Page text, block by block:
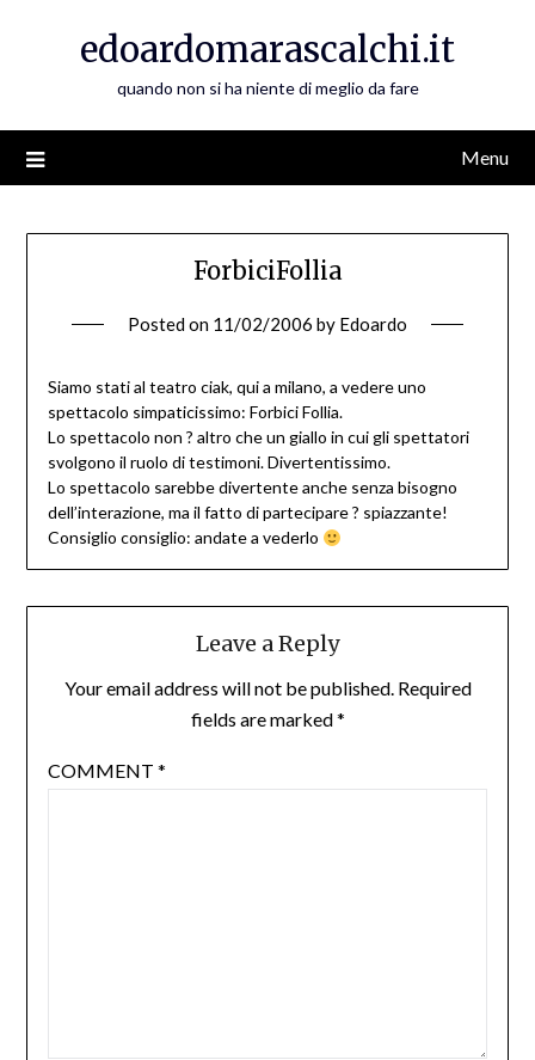
edoardomarascalchi.it
quando non si ha niente di meglio da fare
Menu
ForbiciFollia
Posted on 11/02/2006 by Edoardo
Siamo stati al teatro ciak, qui a milano, a vedere uno
spettacolo simpaticissimo: Forbici Follia.
Lo spettacolo non ? altro che un giallo in cui gli spettatori
svolgono il ruolo di testimoni. Divertentissimo.
Lo spettacolo sarebbe divertente anche senza bisogno
dell’interazione, ma il fatto di partecipare ? spiazzante!
Consiglio consiglio: andate a vederlo
Leave a Reply
Your email address will not be published. Required
fields are marked*
COMMENT *